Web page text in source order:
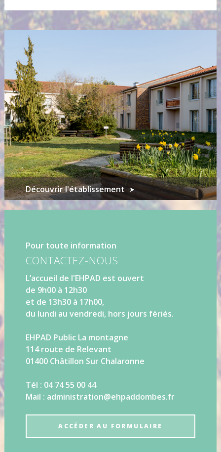
Découvrir l'établissement
Pour toute information
CONTACTEZ-NOUS
L’accueil de l'EHPAD est ouvert
de 9h00 à 12h30
et de 13h30 à 17h00,
du lundi au vendredi, hors jours fériés.
EHPAD Public La montagne
114 route de Relevant
01400 Châtillon Sur Chalaronne
Tél : 04 74 55 00 44
Mail : administration@ehpaddombes.fr
ACCÉDER AU FORMULAIRE